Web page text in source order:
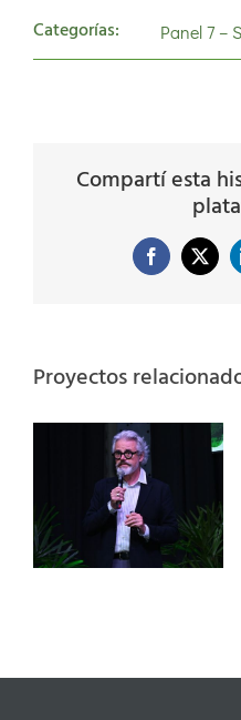
Categorías: Panel 7 –
Compartí esta
Facebook
X
Proyectos
De la Teoría a
la Práctica: ​
Fertilizantes de
eficiencia
mejorada